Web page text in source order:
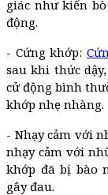
giác như kiến
động.
- Cứng khớp:
sau khi thức
cử động bình
khớp nhẹ nhàng.
- Nhạy cảm với
nhạy cảm với
khớp đã bị bào
gây đau.